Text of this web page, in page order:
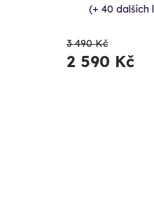
(+ 40 dalších
3 490 Kč
2 590 Kč